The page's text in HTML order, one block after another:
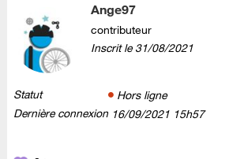
Ange97
contributeur
Inscrit le‎31/08/2021
Statut
Hors ligne
Dernière connexion ‎16/09/2021 15h57